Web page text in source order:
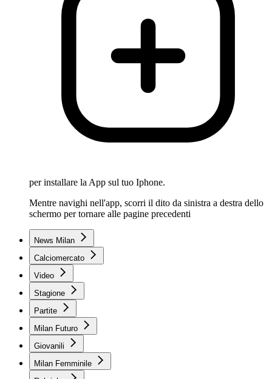
per installare la App sul tuo Iphone.
Mentre navighi nell'app, scorri il dito da sinistra a destra dello
schermo per tornare alle pagine precedenti
News Milan
Calciomercato
Video
Stagione
Partite
Milan Futuro
Giovanili
Milan Femminile